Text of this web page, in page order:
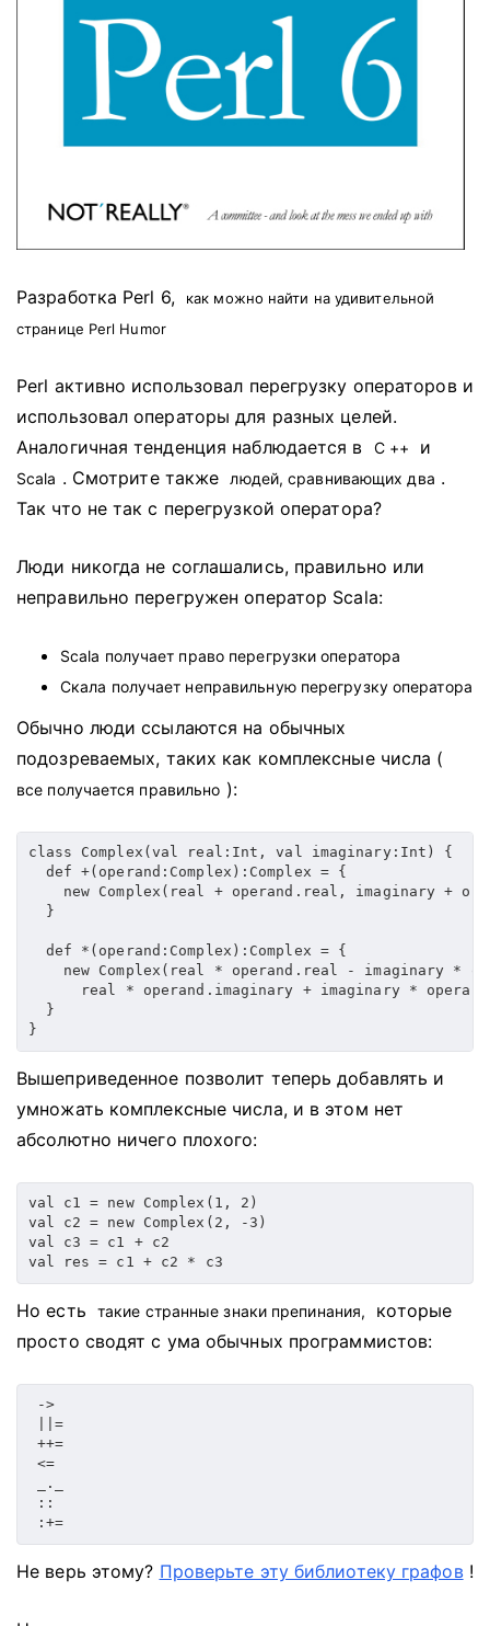
Разработка Perl 6,
как можно найти на удивительной
странице Perl Humor
Perl активно использовал перегрузку операторов и
использовал операторы для разных целей.
Аналогичная тенденция наблюдается в
C ++ и
Scala . Смотрите также людей, сравнивающих два .
Так что не так с перегрузкой оператора?
Люди никогда не соглашались, правильно или
неправильно перегружен оператор Scala:
Scala получает право перегрузки оператора
Скала получает неправильную перегрузку оператора
Обычно люди ссылаются на обычных
подозреваемых, таких как комплексные числа (
все получается правильно ):
class Complex(val real:Int, val imaginary:Int) {
  def +(operand:Complex):Complex = {
new Complex(real + operand.real, imaginary +
  }
  def *(operand:Complex):Complex = {
new Complex(real * operand.real - imaginary *
real * operand.imaginary + imaginary *
  }
}
Вышеприведенное позволит теперь добавлять и
умножать комплексные числа, и в этом нет
абсолютно ничего плохого:
val c1 = new Complex(1, 2)
val c2 = new Complex(2, -3)
val c3 = c1 + c2
val res = c1 + c2 * c3
Но есть такие странные знаки препинания,
которые
просто сводят с ума обычных программистов:
->
||=
++=
<=
_._
::
:+=
Не верь этому? Проверьте эту библиотеку графов!